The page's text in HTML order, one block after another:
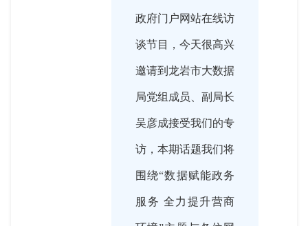
政府门户网站在线访
谈节目，今天很高兴
邀请到龙岩市大数据
局党组成员、副局长
吴彦成接受我们的专
访，本期话题我们将
围绕“数据赋能政务
服务 全力提升营商